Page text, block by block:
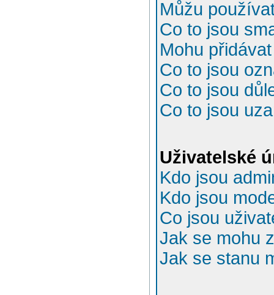
Můžu
Co to jsou
Mohu
Co to jsou
Co to jsou
Co to jsou
Uživatelské
Kdo jsou
Kdo jsou
Co jsou
Jak se mohu
Jak se stanu